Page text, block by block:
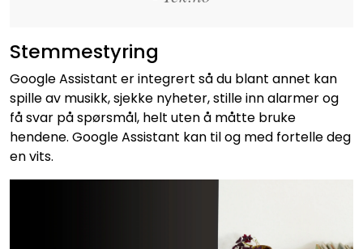
Stemmestyring
Google Assistant er integrert så du blant annet kan
spille av musikk, sjekke nyheter, stille inn alarmer og
få svar på spørsmål, helt uten å måtte bruke
hendene. Google Assistant kan til og med fortelle deg
en vits.